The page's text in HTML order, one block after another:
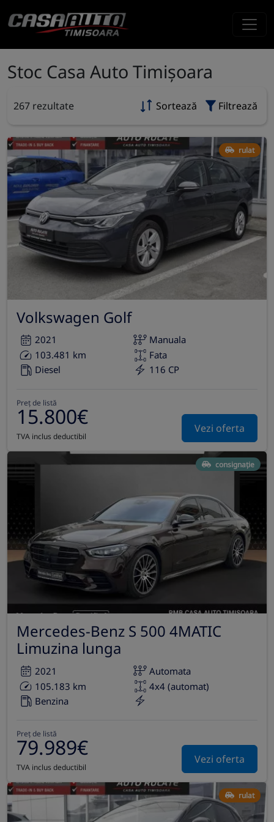
Stoc Casa Auto Timișoara
267 rezultate Sortează Filtrează
rulat
Volkswagen Golf
2021
Manuala
103.481 km
Fata
Diesel
116 CP
Preț de listă
15.800€
TVA inclus deductibil
Vezi oferta
consignație
Mercedes-Benz S 500 4MATIC
Limuzina lunga
2021
Automata
105.183 km
4x4 (automat)
Benzina
Preț de listă
79.989€
TVA inclus deductibil
Vezi oferta
rulat